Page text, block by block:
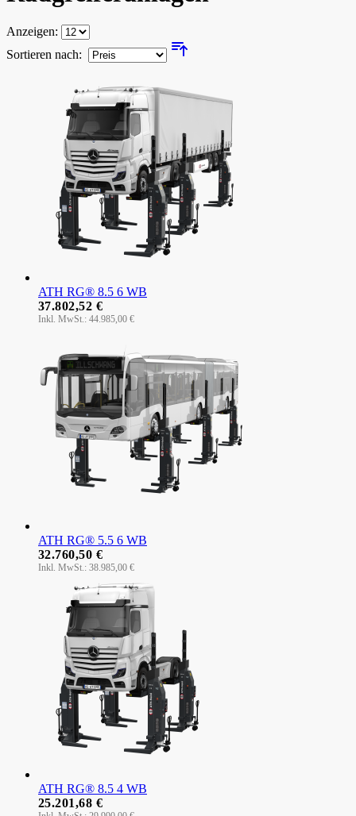
Anzeigen:
Sortieren nach:
ATH RG® 8.5 6 WB
44.985,00 €
37.802,52 €
ATH RG® 5.5 6 WB
38.985,00 €
32.760,50 €
ATH RG® 8.5 4 WB
25.201,68 €